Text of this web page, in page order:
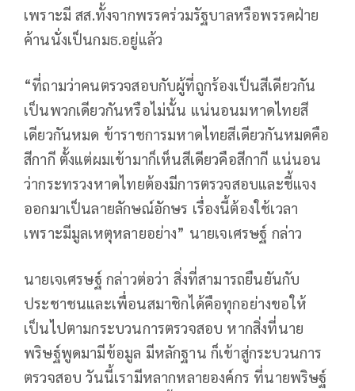
เพราะมี สส.ทั้งจากพรรคร่วมรัฐบาลหรือพรรคฝ่าย
ค้านนั่งเป็นกมธ.อยู่แล้ว
“ที่ถามว่าคนตรวจสอบกับผู้ที่ถูกร้องเป็นสีเดียวกัน
เป็นพวกเดียวกันหรือไม่นั้น แน่นอนมหาดไทยสี
เดียวกันหมด ข้าราชการมหาดไทยสีเดียวกันหมดคือ
สีกากี ตั้งแต่ผมเข้ามาก็เห็นสีเดียวคือสีกากี แน่นอน
ว่ากระทรวงหาดไทยต้องมีการตรวจสอบและชี้แจง
ออกมาเป็นลายลักษณ์อักษร เรื่องนี้ต้องใช้เวลา
เพราะมีมูลเหตุหลายอย่าง” นายเจเศรษฐ์​ กล่าว
นายเจเศรษฐ์​ กล่าวต่อว่า สิ่งที่สามารถยืนยันกับ
ประชาชนและเพื่อนสมาชิกได้คือทุกอย่างขอให้
เป็นไปตามกระบวนการตรวจสอบ หากสิ่งที่นาย
พริษฐ์พูดมามีข้อมูล มีหลักฐาน ก็เข้าสู่กระบวนการ
ตรวจสอบ วันนี้เรามีหลากหลายองค์กร ที่นายพริษฐ์